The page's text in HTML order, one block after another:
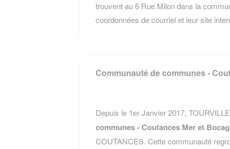
trouvent au 6 Rue Milon dans la
coordonnées de courriel et leur site
Communauté de communes -
Depuis le 1er Janvier 2017,
communes - Coutances Mer et
COUTANCES. Cette communauté